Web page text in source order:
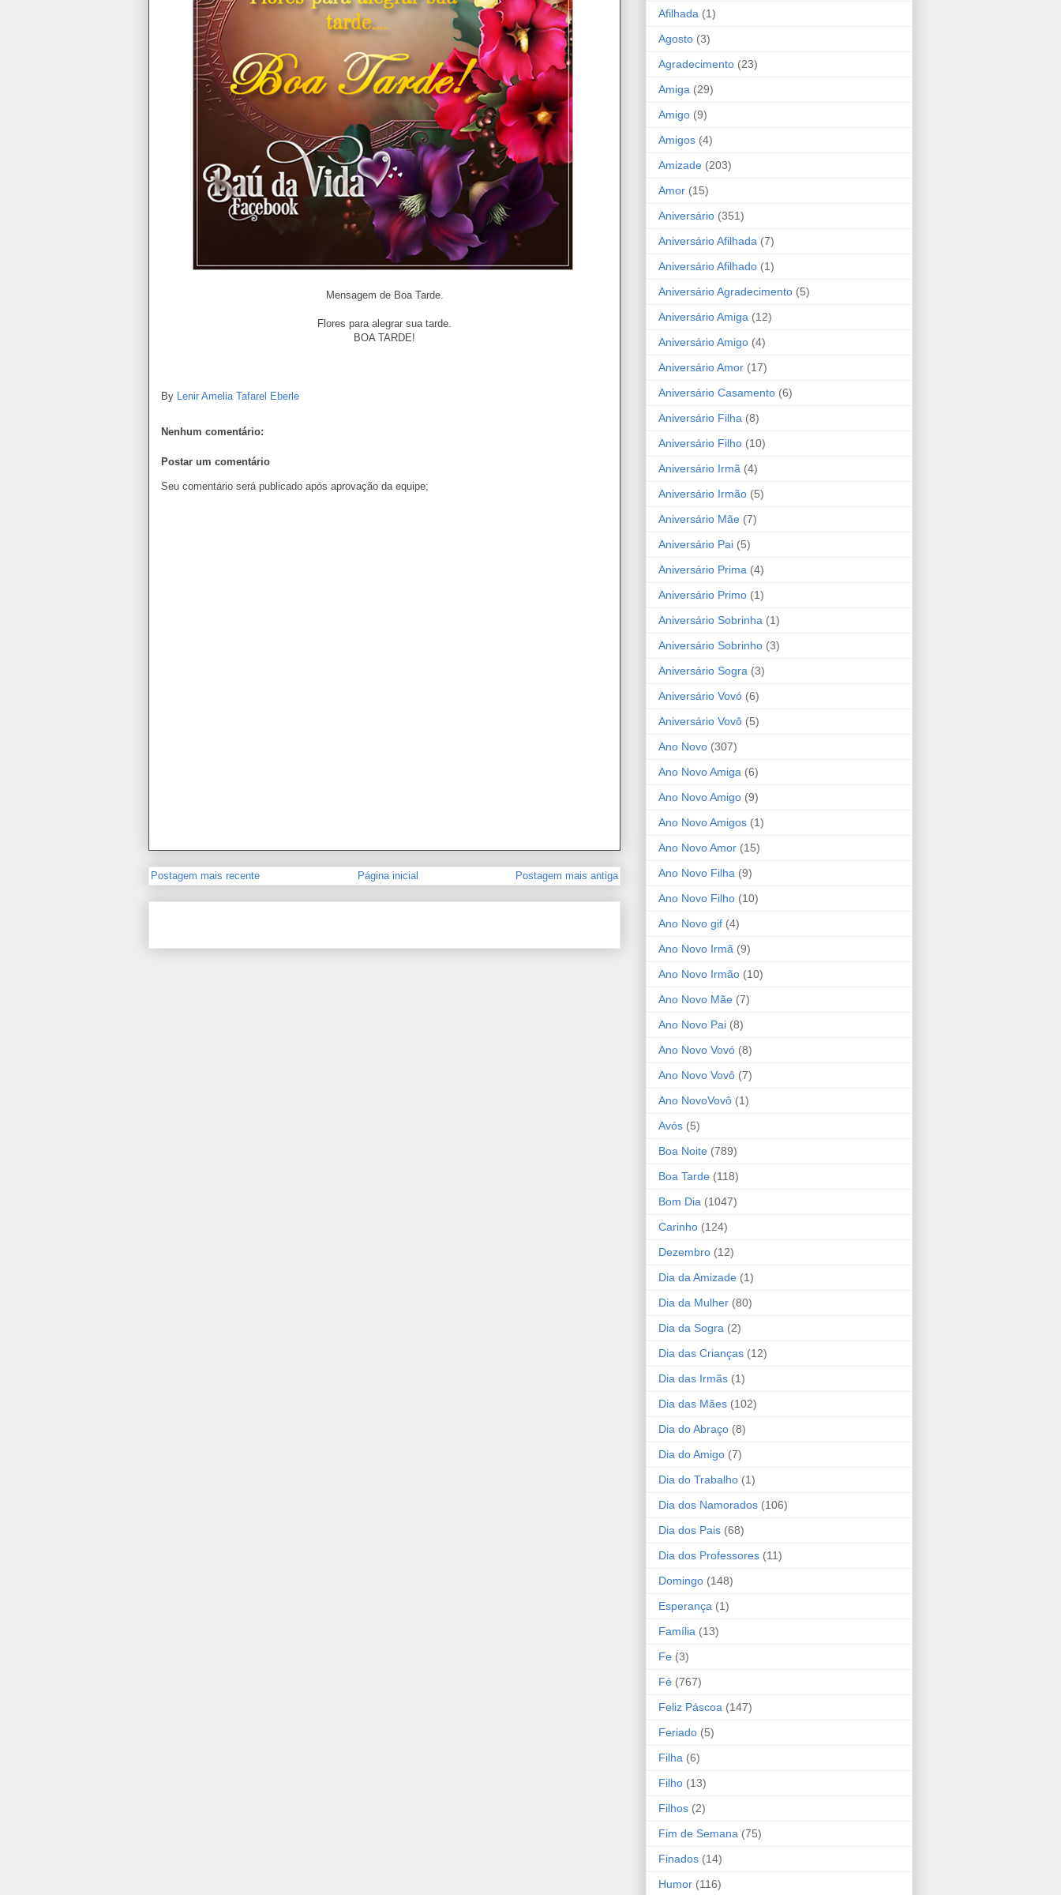
Mensagem de Boa Tarde.
Flores para alegrar sua tarde.
BOA TARDE!
By Lenir Amelia Tafarel Eberle
Nenhum comentário:
Postar um comentário
Seu comentário será publicado após aprovação da equipe;
Postagem mais recente Postagem mais antiga
Página inicial
Afilhada (1)
Agosto (3)
Agradecimento (23)
Amiga (29)
Amigo (9)
Amigos (4)
Amizade (203)
Amor (15)
Aniversário (351)
Aniversário Afilhada (7)
Aniversário Afilhado (1)
Aniversário Agradecimento (5)
Aniversário Amiga (12)
Aniversário Amigo (4)
Aniversário Amor (17)
Aniversário Casamento (6)
Aniversário Filha (8)
Aniversário Filho (10)
Aniversário Irmã (4)
Aniversário Irmão (5)
Aniversário Mãe (7)
Aniversário Pai (5)
Aniversário Prima (4)
Aniversário Primo (1)
Aniversário Sobrinha (1)
Aniversário Sobrinho (3)
Aniversário Sogra (3)
Aniversário Vovó (6)
Aniversário Vovô (5)
Ano Novo (307)
Ano Novo Amiga (6)
Ano Novo Amigo (9)
Ano Novo Amigos (1)
Ano Novo Amor (15)
Ano Novo Filha (9)
Ano Novo Filho (10)
Ano Novo gif (4)
Ano Novo Irmã (9)
Ano Novo Irmão (10)
Ano Novo Mãe (7)
Ano Novo Pai (8)
Ano Novo Vovó (8)
Ano Novo Vovô (7)
Ano NovoVovô (1)
Avós (5)
Boa Noite (789)
Boa Tarde (118)
Bom Dia (1047)
Carinho (124)
Dezembro (12)
Dia da Amizade (1)
Dia da Mulher (80)
Dia da Sogra (2)
Dia das Crianças (12)
Dia das Irmãs (1)
Dia das Mães (102)
Dia do Abraço (8)
Dia do Amigo (7)
Dia do Trabalho (1)
Dia dos Namorados (106)
Dia dos Pais (68)
Dia dos Professores (11)
Domingo (148)
Esperança (1)
Família (13)
Fe (3)
Fé (767)
Feliz Páscoa (147)
Feriado (5)
Filha (6)
Filho (13)
Filhos (2)
Fim de Semana (75)
Finados (14)
Humor (116)